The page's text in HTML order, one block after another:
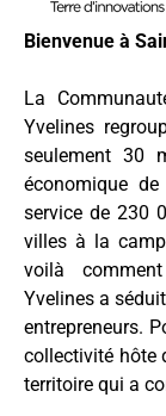
Bienvenue à
La
Yvelines
seulement 30
économique
service de 230
villes à la
voilà comment
Yvelines a
entrepreneurs.
collectivité hôte
territoire qui a